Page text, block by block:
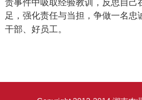
责事件中吸取经验教训，反思自己
足，强化责任与当担，争做一名忠
干部、好员工。